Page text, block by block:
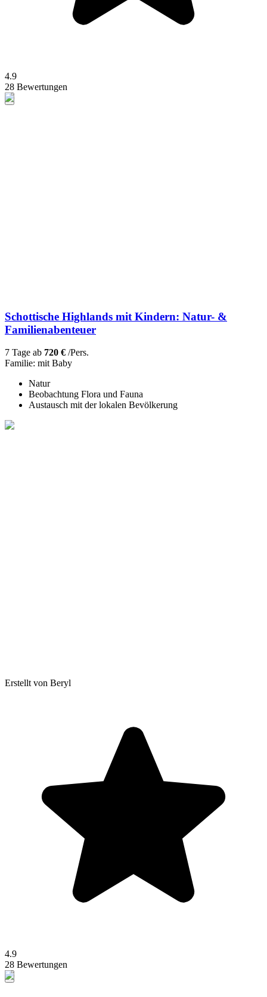
4.9
28 Bewertungen
Schottische Highlands mit Kindern: Natur- &
Familienabenteuer
7 Tage ab 720 € /Pers.
Familie: mit Baby
Natur
Beobachtung Flora und Fauna
Austausch mit der lokalen Bevölkerung
Erstellt von Beryl
4.9
28 Bewertungen